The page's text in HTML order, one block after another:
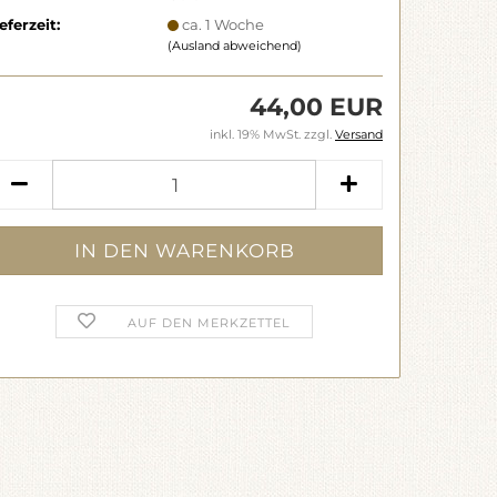
ca. 1 Woche
(Ausland abweichend)
44,00 EUR
inkl. 19% MwSt. zzgl. Versand
AUF DEN MERKZETTEL